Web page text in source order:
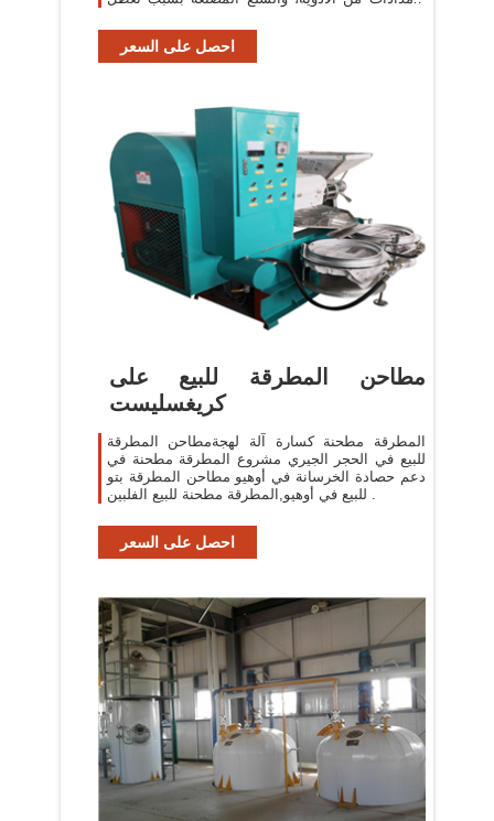
احصل على السعر
مطاحن المطرقة للبيع على
كريغسليست
المطرقة مطحنة كسارة آلة لهجةمطاحن المطرقة
للبيع في الحجر الجيري مشروع المطرقة مطحنة في
دعم حصادة الخرسانة في أوهيو مطاحن المطرقة بتو
للبيع في أوهيو,المطرقة مطحنة للبيع الفلبين .
احصل على السعر